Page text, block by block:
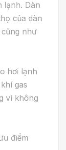
lạnh. Dàn
của dàn
như
hơi lạnh
gas
vì không
điểm